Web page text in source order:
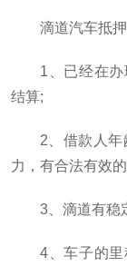
滴道汽车抵
1、已经在
结算;
2、借款人
力，有合法有效
3、滴道有稳
4、车子的